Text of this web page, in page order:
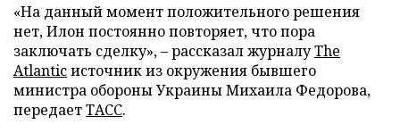
«На данный момент положительного решения
нет, Илон постоянно повторяет, что пора
заключать сделку», – рассказал журналуThe
Atlanticисточник из окружения бывшего
министра обороны Украины Михаила Федорова,
передаетТАСС.